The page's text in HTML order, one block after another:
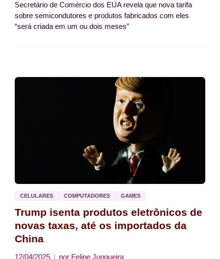
Secretário de Comércio dos EUA revela que nova tarifa
sobre semicondutores e produtos fabricados com eles
“será criada em um ou dois meses”
CELULARES COMPUTADORES GAMES
Trump isenta produtos eletrônicos de
novas taxas, até os importados da
China
12/04/2025 por Felipe Junqueira